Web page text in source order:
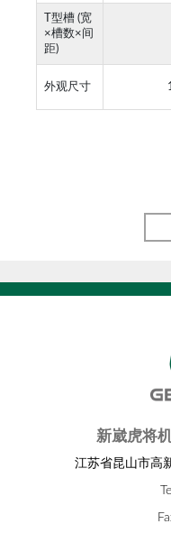
T型槽 (宽
×槽数×间
距)
外观尺寸
新崴虎将
江苏省昆山市高